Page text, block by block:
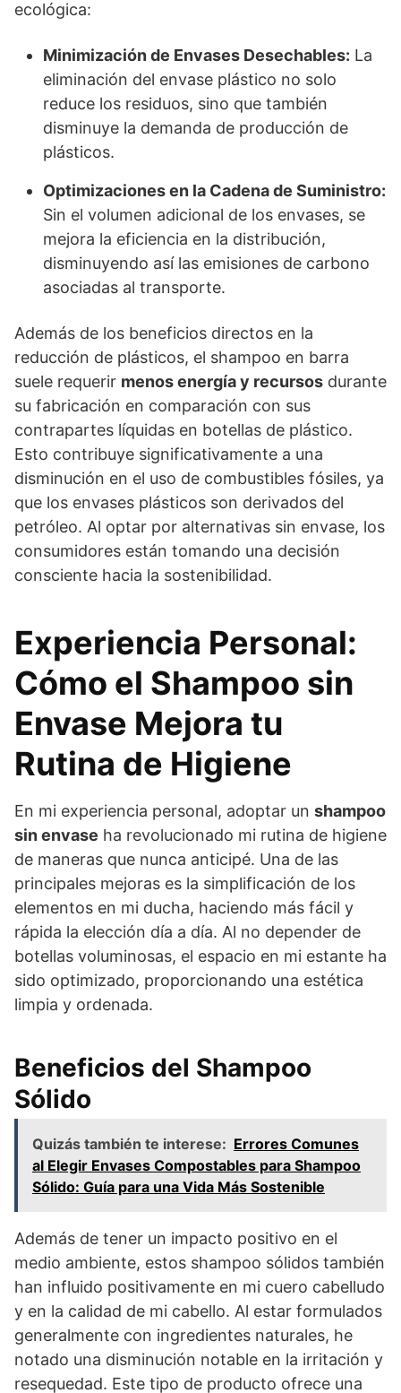
ecológica:
Minimización de Envases Desechables: La
eliminación del envase plástico no solo
reduce los residuos, sino que también
disminuye la demanda de producción de
plásticos.
Optimizaciones en la Cadena de Suministro:
Sin el volumen adicional de los envases, se
mejora la eficiencia en la distribución,
disminuyendo así las emisiones de carbono
asociadas al transporte.
Además de los beneficios directos en la
reducción de plásticos, el shampoo en barra
suele requerir menos energía y recursos durante
su fabricación en comparación con sus
contrapartes líquidas en botellas de plástico.
Esto contribuye significativamente a una
disminución en el uso de combustibles fósiles, ya
que los envases plásticos son derivados del
petróleo. Al optar por alternativas sin envase, los
consumidores están tomando una decisión
consciente hacia la sostenibilidad.
Experiencia Personal:
Cómo el Shampoo sin
Envase Mejora tu
Rutina de Higiene
En mi experiencia personal, adoptar un shampoo
sin envase ha revolucionado mi rutina de higiene
de maneras que nunca anticipé. Una de las
principales mejoras es la simplificación de los
elementos en mi ducha, haciendo más fácil y
rápida la elección día a día. Al no depender de
botellas voluminosas, el espacio en mi estante ha
sido optimizado, proporcionando una estética
limpia y ordenada.
Beneficios del Shampoo
Sólido
Quizás también te interese: Errores Comunes
al Elegir Envases Compostables para Shampoo
Sólido: Guía para una Vida Más Sostenible
Además de tener un impacto positivo en el
medio ambiente, estos shampoo sólidos también
han influido positivamente en mi cuero cabelludo
y en la calidad de mi cabello. Al estar formulados
generalmente con ingredientes naturales, he
notado una disminución notable en la irritación y
resequedad. Este tipo de producto ofrece una